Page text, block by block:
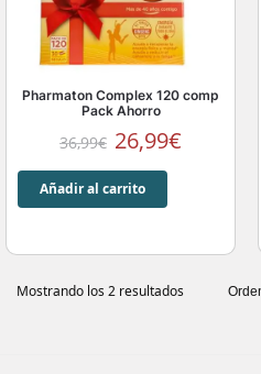
Pharmaton Complex 120 comp
Pack Ahorro
36,99€ 26,99€
Añadir al carrito
Mostrando los 2 resultados